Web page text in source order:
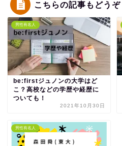
こちらの記事もどうぞ
男性有名人
be:firstジュノンの大学はど
こ？高校などの学歴や経歴に
ついても！
2021年10月30日
男性有名人